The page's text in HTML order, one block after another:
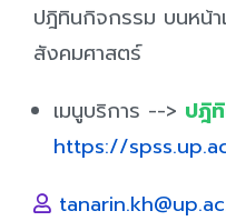
ปฎิทินกิจกรรม บนหน้า
สังคมศาสตร์
เมนูบริการ --> ปฎิ
https://